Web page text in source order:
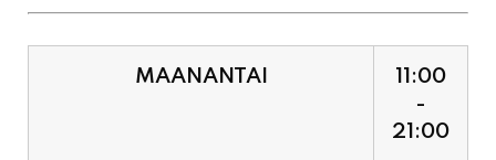
-
21:00
11:00
-